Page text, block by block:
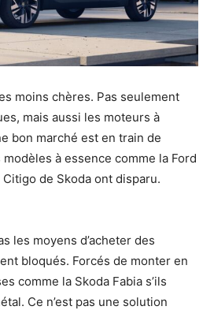
moins chères. Pas seulement
mais aussi les moteurs à
bon marché est en train de
à essence comme la Ford
Citigo de Skoda ont disparu.
les moyens d’acheter des
bloqués. Forcés de monter en
comme la Skoda Fabia s’ils
Ce n’est pas une solution